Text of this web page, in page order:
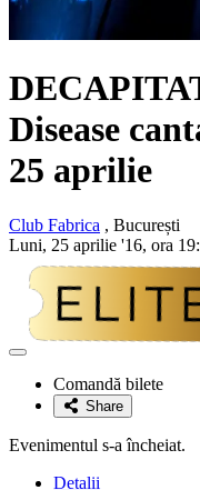
Disease
25 aprilie
Club Fabrica , București
Luni, 25 aprilie '16, ora
Adaugă
favoriteComandă bilete
Share
Evenimentul s-a încheiat.
Detalii